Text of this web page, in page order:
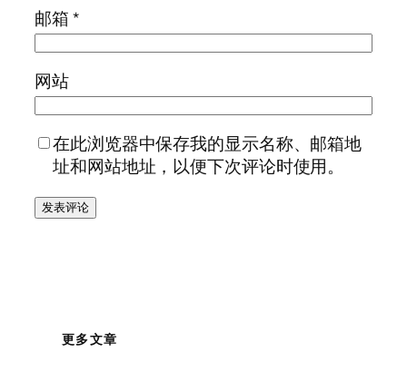
邮箱*
网站
在此浏览器中保存我的显示名称、邮箱地
址和网站地址，以便下次评论时使用。
更多文章